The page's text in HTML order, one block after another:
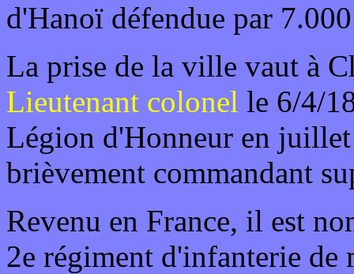
d'Hanoï défendue par
La prise de la ville vaut à
Lieutenant colonel le 6/4/
Légion d'Honneur en
brièvement commandant
Revenu en France, il est
2e régiment d'infanterie